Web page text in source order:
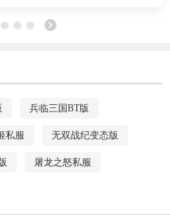
兵临三国BT版
私服 无双战纪变态版
屠龙之怒私服